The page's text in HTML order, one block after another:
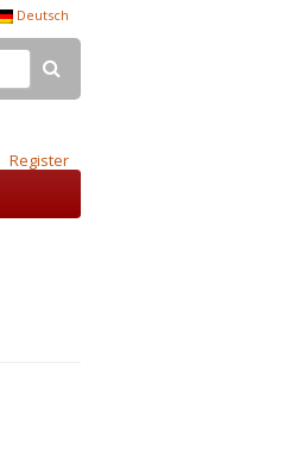
Deutsch
Register